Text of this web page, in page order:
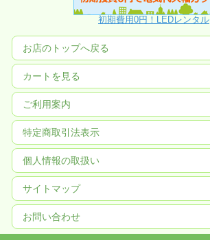
初期費用0円！LEDレンタル
お店のトップへ戻る
カートを見る
ご利用案内
特定商取引法表示
個人情報の取扱い
サイトマップ
お問い合わせ